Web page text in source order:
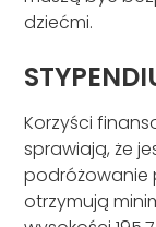
dziećmi.
Korzyści
sprawiają, że
podróżowanie
otrzymują